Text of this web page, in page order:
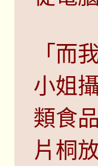
「而
小姐
類食品
片桐